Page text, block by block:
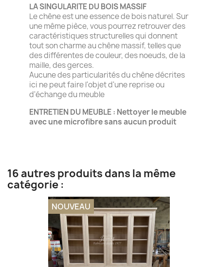
LA SINGULARITE DU BOIS MASSIF
Le chêne est une essence de bois naturel. Sur
une même pièce, vous pourrez retrouver des
caractéristiques structurelles qui donnent
tout son charme au chêne massif, telles que
des différentes de couleur, des noeuds, de la
maille, des gerces.
Aucune des particularités du chêne décrites
ici ne peut faire l'objet d'une reprise ou
d'échange du meuble
ENTRETIEN DU MEUBLE : Nettoyer le meuble
avec une microfibre sans aucun produit
16 autres produits dans la même
catégorie :
NOUVEAU